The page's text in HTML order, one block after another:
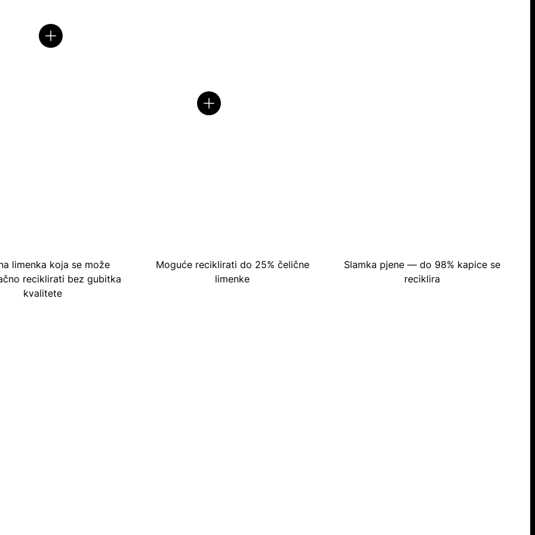
limenka koja se može
reciklirati bez gubitka
kvalitete
Moguće reciklirati do 25% čelične
limenke
Slamka pjene — do 98% kapice se
reciklira